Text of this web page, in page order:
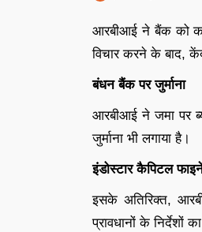
आरबीआई ने बैंक को
विचार करने के बाद,
बंधन बैंक पर जुर्माना
आरबीआई ने जमा पर
जुर्माना भी लगाया है।
इंडोस्टार कैपिटल
इसके अतिरिक्त,
प्रावधानों के निर्देशों